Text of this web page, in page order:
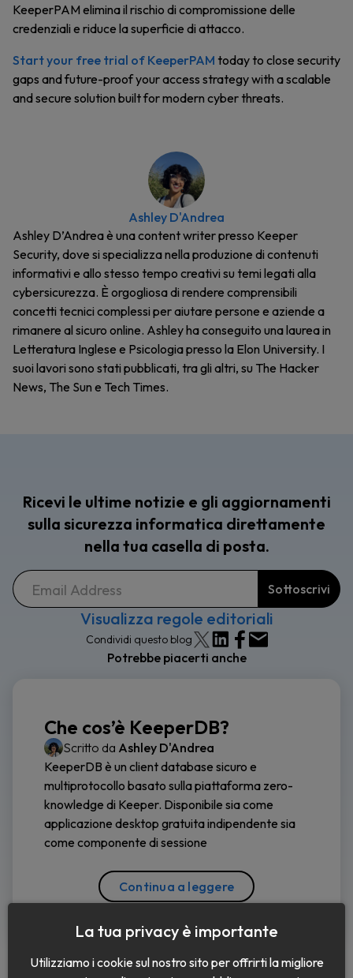
KeeperPAM elimina il rischio di compromissione delle
credenziali e riduce la superficie di attacco.
Start your free trial of KeeperPAM today to close security
gaps and future-proof your access strategy with a scalable
and secure solution built for modern cyber threats.
Ashley D'Andrea
Ashley D’Andrea è una content writer presso Keeper
Security, dove si specializza nella produzione di contenuti
informativi e allo stesso tempo creativi su temi legati alla
cybersicurezza. È orgogliosa di rendere comprensibili
concetti tecnici complessi per aiutare persone e aziende a
rimanere al sicuro online. Ashley ha conseguito una laurea in
Letteratura Inglese e Psicologia presso la Elon University. I
suoi lavori sono stati pubblicati, tra gli altri, su The Hacker
News, The Sun e Tech Times.
Ricevi le ultime notizie e gli aggiornamenti
sulla sicurezza informatica direttamente
nella tua casella di posta.
Visualizza regole editoriali
Condividi questo blog
Potrebbe piacerti anche
Che cos’è KeeperDB?
Scritto da Ashley D'Andrea
KeeperDB è un client database sicuro e
multiprotocollo basato sulla piattaforma zero-
knowledge di Keeper. Disponibile sia come
applicazione desktop gratuita indipendente sia
come componente di sessione
Continua a leggere
La tua privacy è importante
Utilizziamo i cookie sul nostro sito per offrirti la migliore